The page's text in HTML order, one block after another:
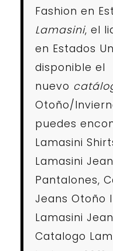
Fashion en
Lamasini, el
en Estados
disponible el
nuevo
Otoño/
puedes
Lamasini
Lamasini
Pantalones,
Jeans Otoño
Lamasini
Catalogo